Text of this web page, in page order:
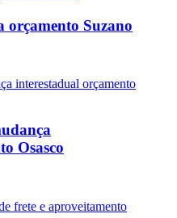
orçamento Suzano
Osasco